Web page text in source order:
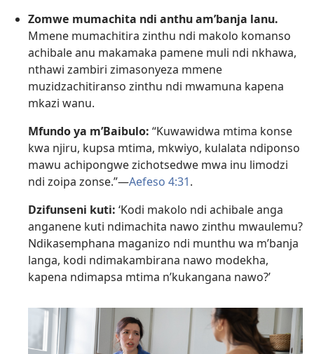
Zomwe mumachita ndi anthu am’banja lanu.
Mmene mumachitira zinthu ndi makolo komanso
achibale anu makamaka pamene muli ndi nkhawa,
nthawi zambiri zimasonyeza mmene
muzidzachitiranso zinthu ndi mwamuna kapena
mkazi wanu.
Mfundo ya m’Baibulo: “Kuwawidwa mtima konse
kwa njiru, kupsa mtima, mkwiyo, kulalata ndiponso
mawu achipongwe zichotsedwe mwa inu limodzi
ndi zoipa zonse.”​—Aefeso 4:31.
Dzifunseni kuti: ‘Kodi makolo ndi achibale anga
anganene kuti ndimachita nawo zinthu mwaulemu?
Ndikasemphana maganizo ndi munthu wa m’banja
langa, kodi ndimakambirana nawo modekha,
kapena ndimapsa mtima n’kukangana nawo?’